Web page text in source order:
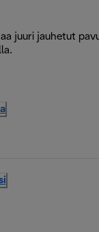
juuri jauhetut